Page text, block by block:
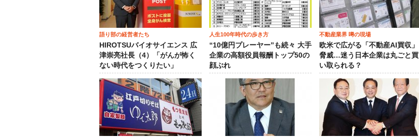
語り部の経営者たち
HIROTSUバイオサイエンス 広
津崇亮社長（4）「がんが怖く
ない時代をつくりたい」
人生100年時代の歩き方
“10億円プレーヤー”も続々 大手
企業の高額役員報酬トップ50の
顔ぶれ
不動産業界 噂の現場
欧米で広がる「不動産AI買収」
脅威…迷う日本企業は丸ごと買
い取られる？